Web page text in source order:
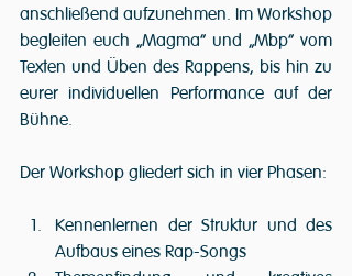
anschließend aufzunehmen. Im Workshop
begleiten euch „Magma“ und „Mbp“ vom
Texten und Üben des Rappens, bis hin zu
eurer individuellen Performance auf der
Bühne.
Der Workshop gliedert sich in vier Phasen:
Kennenlernen der Struktur und des
Aufbaus eines Rap-Songs